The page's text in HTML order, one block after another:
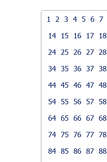
1 2 3 4 5 6 7
14
15 16 17 18
24
25 26 27 28
34 35 36 37 38
44 45 46 47 48
54 55 56 57 58
64 65 66 67 68
74 75 76 77 78
84 85 86 87 88